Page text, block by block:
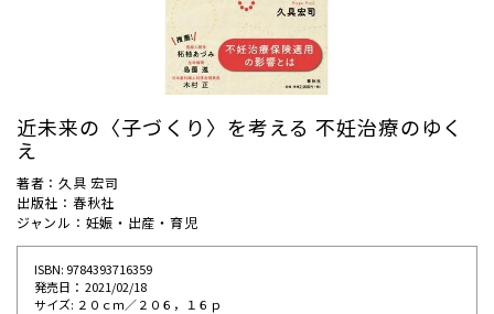
近未来の〈子づくり〉を考える 不妊治療のゆく
え
著者：久具 宏司
出版社：春秋社
ジャンル：妊娠・出産・育児
ISBN: 9784393716359
発売⽇： 2021/02/18
サイズ: ２０ｃｍ／２０６，１６ｐ